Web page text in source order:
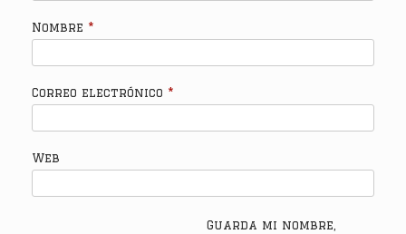
Nombre *
Correo electrónico *
Web
Guarda mi nombre,